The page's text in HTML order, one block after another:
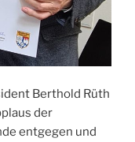
Berthold Rüth
der
entgegen und